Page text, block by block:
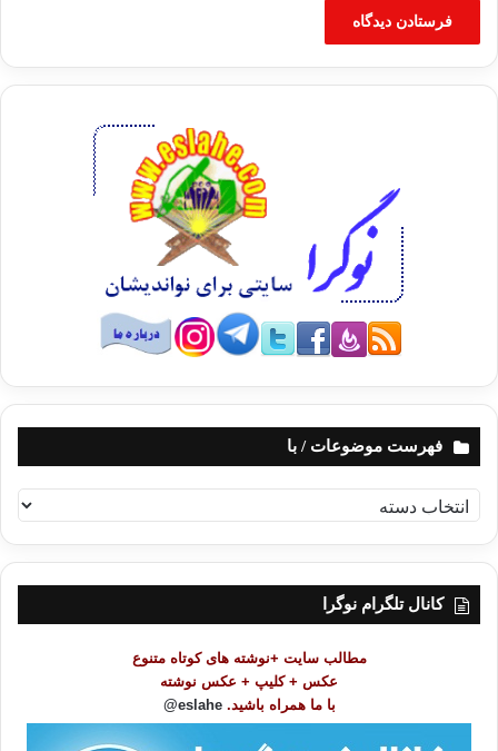
فهرست موضوعات / با
ه
ر
کانال تلگرام نوگرا
مطالب سایت +نوشته های کوتاه متنوع
عکس + کلیپ + عکس نوشته
با ما همراه باشید. eslahe@